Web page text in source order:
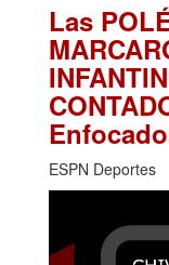
Las
ESPN Deportes